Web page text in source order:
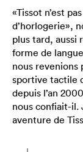
«Tissot n’est
d’horlogerie»,
plus tard, aussi
forme de
nous revenions
sportive tactile
depuis l’an
nous confiait-il.
aventure de